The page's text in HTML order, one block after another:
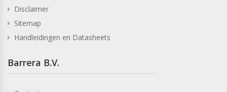
Disclaimer
Sitemap
Handleidingen en Datasheets
Barrera B.V.